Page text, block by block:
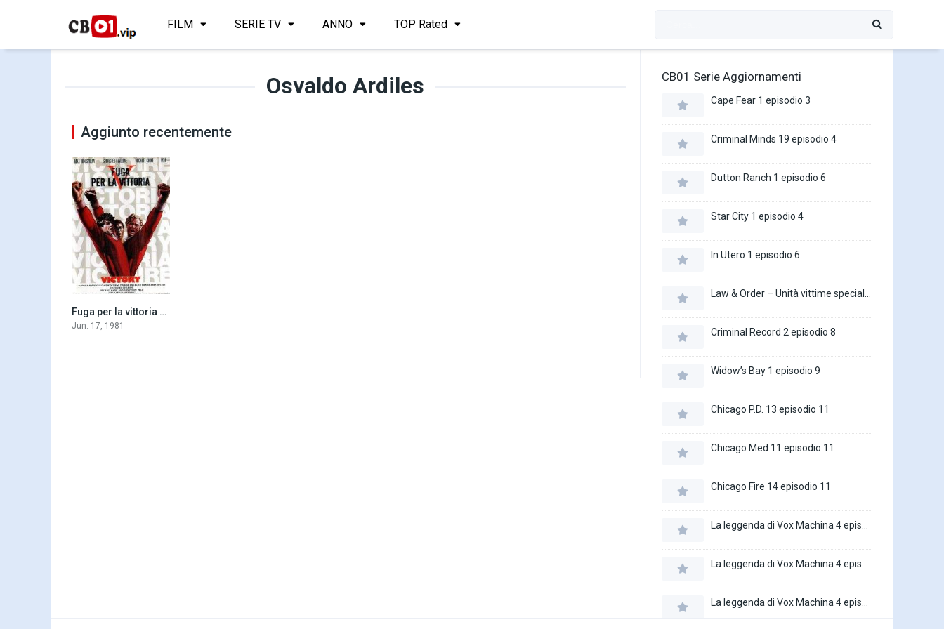
FILM SERIE TV ANNO TOP Rated
Osvaldo Ardiles
Aggiunto recentemente
6.6Fuga per la vittoria (1981)
Jun. 17, 1981
CB01 Serie Aggiornamenti
Cape Fear 1 episodio 3
Criminal Minds 19 episodio 4
Dutton Ranch 1 episodio 6
Star City 1 episodio 4
In Utero 1 episodio 6
Criminal Record 2 episodio 8
Widow’s Bay 1 episodio 9
Chicago P.D. 13 episodio 11
Chicago Med 11 episodio 11
Chicago Fire 14 episodio 11